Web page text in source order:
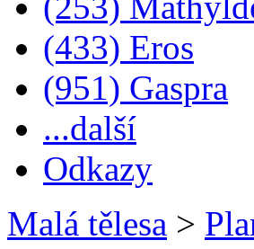
(433) Eros
(951) Gaspra
...další
Odkazy
Malá tělesa >